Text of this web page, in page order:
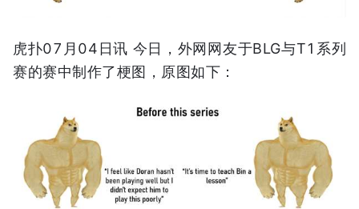
虎扑07月04日讯 今日，外网网友于BLG与T1系列
赛的赛中制作了梗图，原图如下：